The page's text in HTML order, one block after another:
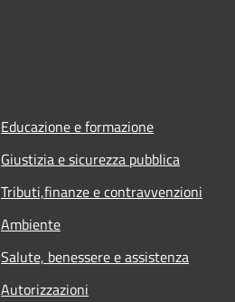
Educazione e formazione
Giustizia e sicurezza pubblica
Tributi,finanze e contravvenzioni
Ambiente
Salute, benessere e assistenza
Autorizzazioni